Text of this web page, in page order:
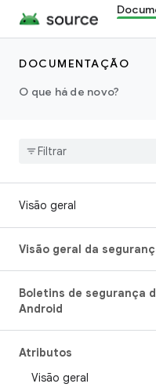
DOCUMENTAÇÃO
O que há de novo?
Visão geral
Visão geral da
Boletins de segurança
Android
Atributos
Visão geral